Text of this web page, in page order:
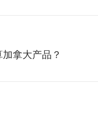
拿大产品？